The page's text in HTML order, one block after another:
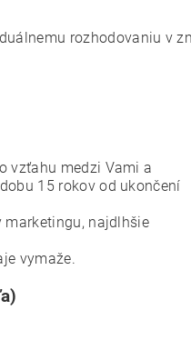
rozhodovaniu v
vzťahu medzi Vami a
15 rokov od ukončení
marketingu, najdlhšie
vymaže.